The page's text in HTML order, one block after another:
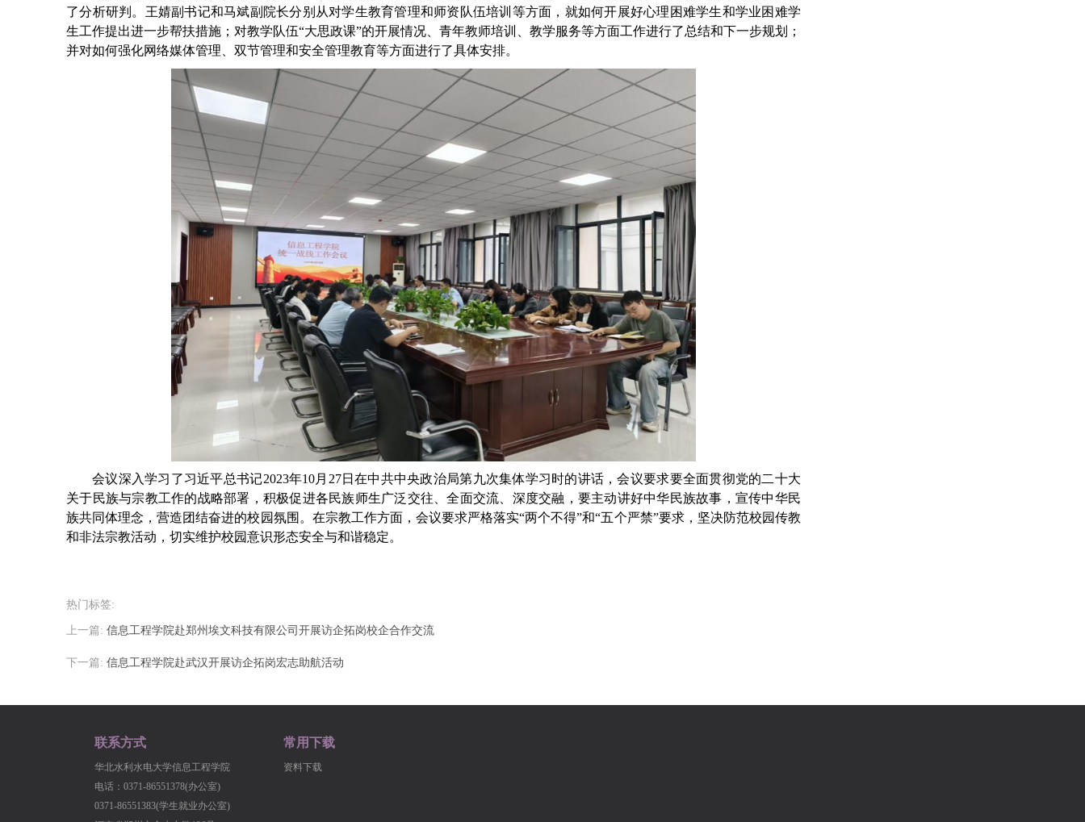
了分析研判。王婧副书记和马斌副院长分别从对学生教育管理和师资队伍培训等方面，就如何开展好心理困难学生和学业困难学
生工作提出进一步帮扶措施；对教学队伍“大思政课”的开展情况、青年教师培训、教学服务等方面工作进行了总结和下一步规划；
并对如何强化网络媒体管理、双节管理和安全管理教育等方面进行了具体安排。
会议深入学习了习近平总书记2023年10月27日在中共中央政治局第九次集体学习时的讲话，会议要求要全面贯彻党的二十大
关于民族与宗教工作的战略部署，积极促进各民族师生广泛交往、全面交流、深度交融，要主动讲好中华民族故事，宣传中华民
族共同体理念，营造团结奋进的校园氛围。在宗教工作方面，会议要求严格落实“两个不得”和“五个严禁”要求，坚决防范校园传教
和非法宗教活动，切实维护校园意识形态安全与和谐稳定。
热门标签:
上一篇: 信息工程学院赴郑州埃文科技有限公司开展访企拓岗校企合作交流
下一篇: 信息工程学院赴武汉开展访企拓岗宏志助航活动
联系方式
华北水利水电大学信息工程学院
电话：0371-86551378(办公室)
0371-86551383(学生就业办公室)
常用下载
资料下载